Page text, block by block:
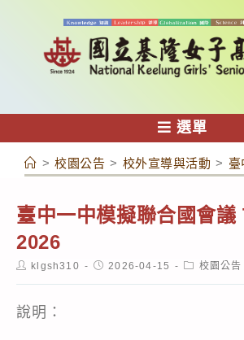
容
選單
> 校園公告 > 校外宣導與活動 >
臺中一中模擬聯合國會
2026
Postklgsh310
Post2026-04-15
Post校園公告
說明：